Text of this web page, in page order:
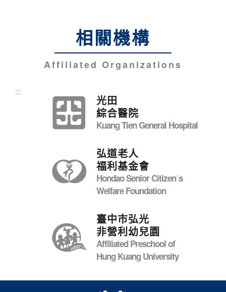
相關機構
Affiliated Organizations
:::
光田
綜合醫院
Kuang Tien General Hospital
弘道老人
福利基金會
Hondao Senior Citizenˊs
Welfare Foundation
臺中市弘光
非營利幼兒園
Affiliated Preschool of
Hung Kuang University